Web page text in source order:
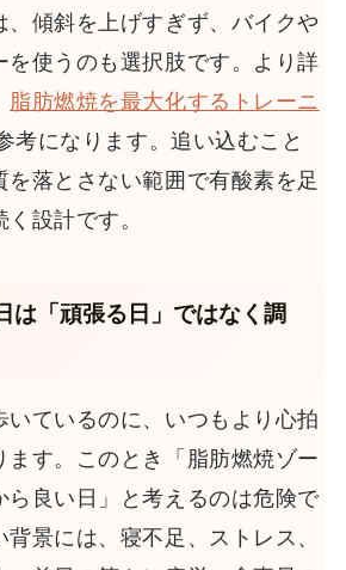
、傾斜を上げすぎず、バイクや
を使うのも選択肢です。より詳
脂肪燃焼を最大化するトレーニ
考になります。追い込むこと
を落とさない範囲で有酸素を足
設計です。
は「頑張る日」ではなく調
いているのに、いつもより心拍
ます。このとき「脂肪燃焼ゾー
ら良い日」と考えるのは危険で
景には、寝不足、ストレス、